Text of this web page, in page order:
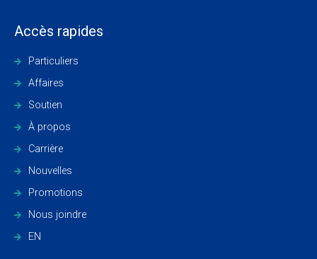
Accès rapides
Particuliers
Affaires
Soutien
À propos
Carrière
Nouvelles
Promotions
Nous joindre
EN